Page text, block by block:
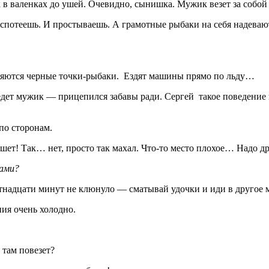
до ушей. Очевидно, сынишка. Мужик везет за собой
И простываешь. А грамотные рыбаки на себя
черные точки-рыбаки. Ездят машины прямо по льду…
мужик — прицепился забавы ради. Сергей такое поведение
сторонам.
Так… нет, просто так махал. Что-то место плохое… Надо
минут не клюнуло — сматывай удочки и иди в другое
очень холодно.
повезет?